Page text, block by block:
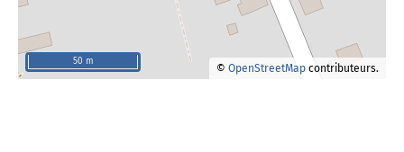
© OpenStreetMap contributeurs.
50 m